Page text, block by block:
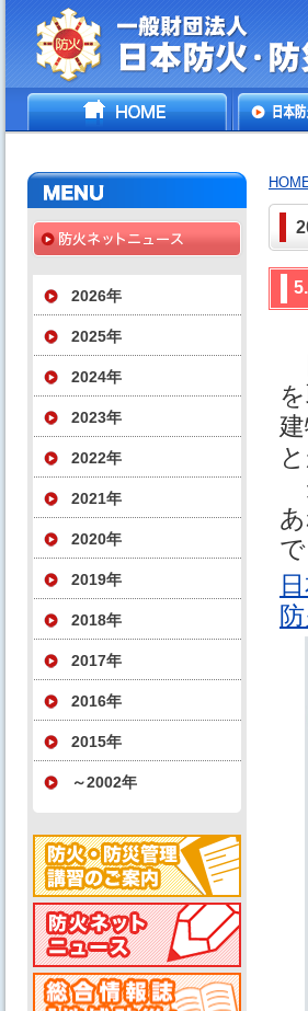
一般財団法人日
HOME
2026年
2025年
2024年
2023年
2022年
2021年
2020年
2019年
2018年
2017年
2016年
2015年
～2002年